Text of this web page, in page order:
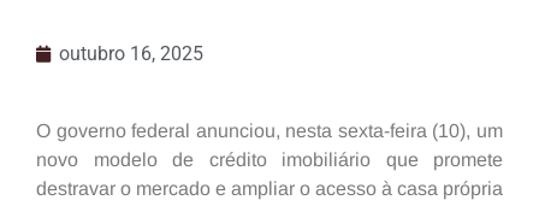
outubro 16, 2025
O governo federal anunciou, nesta sexta-feira (10), um
novo modelo de crédito imobiliário que promete
destravar o mercado e ampliar o acesso à casa própria